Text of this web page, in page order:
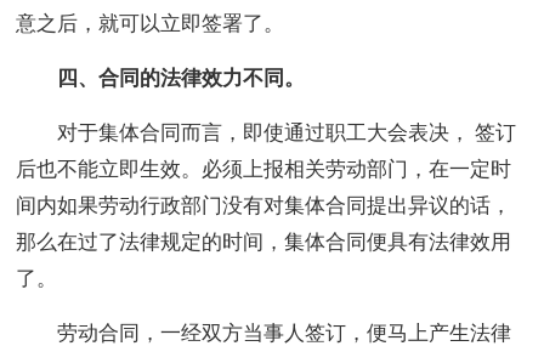
意之后，就可以立即签署了。
四、合同的法律效力不同。
对于集体合同而言，即使通过职工大会表决， 签订
后也不能立即生效。必须上报相关劳动部门，在一定时
间内如果劳动行政部门没有对集体合同提出异议的话，
那么在过了法律规定的时间，集体合同便具有法律效用
了。
劳动合同，一经双方当事人签订，便马上产生法律